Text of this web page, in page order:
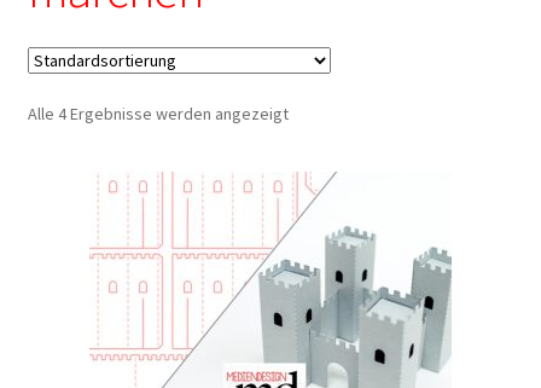
Studio verwenden
– SVG Dateien mit Brother ScanNCut verwenden
– SVG Dateien von Mediendesign Moser mit Cricut
Designspace verwenden
Alle 4 Ergebnisse werden angezeigt